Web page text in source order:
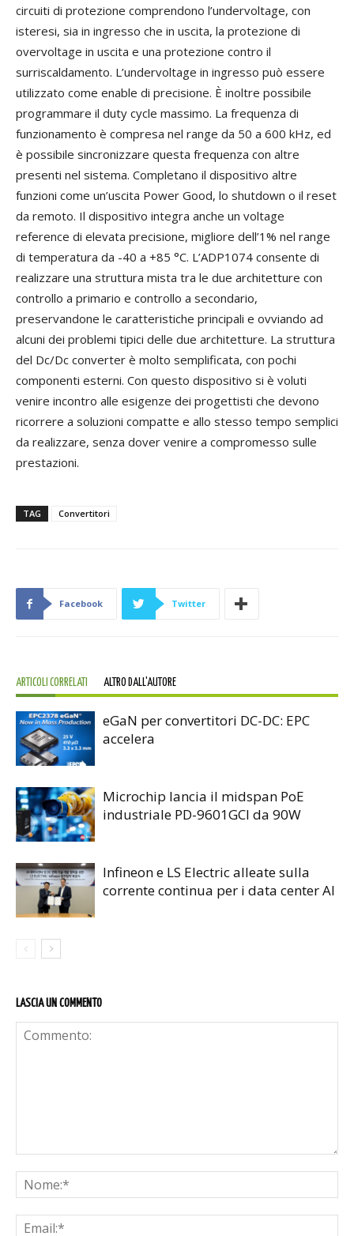
circuiti di protezione comprendono l’undervoltage, con
isteresi, sia in ingresso che in uscita, la protezione di
overvoltage in uscita e una protezione contro il
surriscaldamento. L’undervoltage in ingresso può essere
utilizzato come enable di precisione. È inoltre possibile
programmare il duty cycle massimo. La frequenza di
funzionamento è compresa nel range da 50 a 600 kHz, ed
è possibile sincronizzare questa frequenza con altre
presenti nel sistema. Completano il dispositivo altre
funzioni come un’uscita Power Good, lo shutdown o il reset
da remoto. Il dispositivo integra anche un voltage
reference di elevata precisione, migliore dell’1% nel range
di temperatura da -40 a +85 °C. L’ADP1074 consente di
realizzare una struttura mista tra le due architetture con
controllo a primario e controllo a secondario,
preservandone le caratteristiche principali e ovviando ad
alcuni dei problemi tipici delle due architetture. La struttura
del Dc/Dc converter è molto semplificata, con pochi
componenti esterni. Con questo dispositivo si è voluti
venire incontro alle esigenze dei progettisti che devono
ricorrere a soluzioni compatte e allo stesso tempo semplici
da realizzare, senza dover venire a compromesso sulle
prestazioni.
TAG Convertitori
Facebook Twitter
ARTICOLI CORRELATI ALTRO DALL'AUTORE
eGaN per convertitori DC-DC: EPC
accelera
Microchip lancia il midspan PoE
industriale PD-9601GCI da 90W
Infineon e LS Electric alleate sulla
corrente continua per i data center AI
LASCIA UN COMMENTO